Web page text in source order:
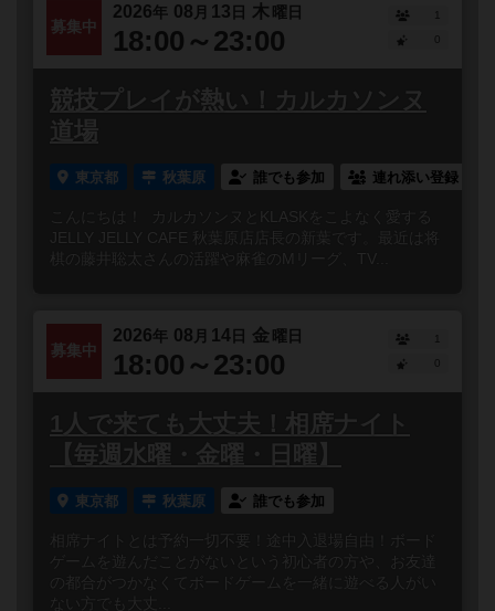
募集中
2026年 08 月 13 日 木曜日
18:00～23:00
1
競技プレイが熱い！カルカソンヌ
道場
東京都 秋葉原 誰でも参加 連れ添い登録
こんにちは！ カルカソンヌとKLASKをこよなく愛する
JELLY JELLY CAFE 秋葉原店店長の新葉です。最近は将
棋の藤井聡太さんの活躍や麻雀のMリーグ、TV...
募集中
2026年 08 月 14 日 金曜日
18:00～23:00
1
1人で来ても大丈夫！相席ナイト
【毎週水曜・金曜・日曜】
東京都 秋葉原 誰でも参加
相席ナイトとは予約一切不要！途中入退場自由！ボード
ゲームを遊んだことがないという初心者の方や、お友達
の都合がつかなくてボードゲームを一緒に遊べる人がい
ない方でも大丈...